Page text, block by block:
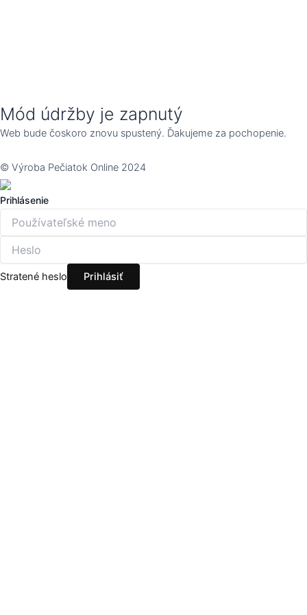
Mód údržby je zapnutý
Web bude čoskoro znovu spustený. Ďakujeme za pochopenie.
© Výroba Pečiatok Online 2024
Prihlásenie
Stratené heslo